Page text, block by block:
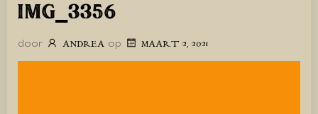
IMG_3356
door ANDREA op MAART 2, 2021